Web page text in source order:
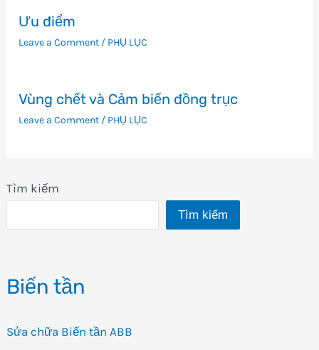
Tìm kiếm
Tìm kiếm
Biến tần
Sửa chữa Biến tần ABB
Ưu điểm
Leave a Comment / PHỤ LỤC
Vùng chết và Cảm biến đồng trục
Leave a Comment / PHỤ LỤC